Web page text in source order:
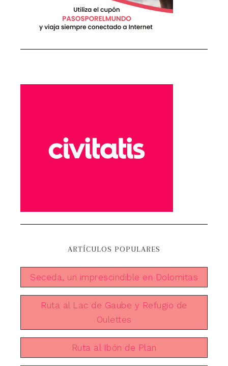
ARTÍCULOS POPULARES
Seceda, un imprescindible en Dolomitas
Ruta al Lac de Gaube y Refugio de
Oulettes
Ruta al Ibón de Plan